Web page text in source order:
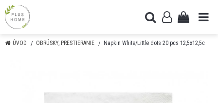
ÚVOD OBRÚSKY, PRESTIERANIE Napkin White/Little dots 20 pcs 12,5x12,5c